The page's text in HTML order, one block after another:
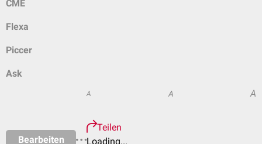
CME
Flexa
Piccer
Ask
Bearbeiten
A A A
Teilen
Loading...